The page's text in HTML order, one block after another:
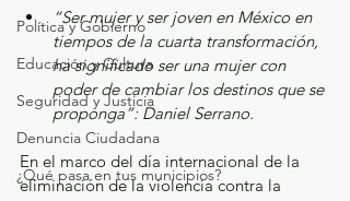
Política y Gobierno
Educación y Cultura
Seguridad y Justicia
Denuncia Ciudadana
¿Qué pasa en tus municipios?
“Ser mujer y ser joven en México en
tiempos de la cuarta transformación,
ha significado ser una mujer con
poder de cambiar los destinos que se
proponga”: Daniel Serrano.
En el marco del día internacional de la
eliminación de la violencia contra la